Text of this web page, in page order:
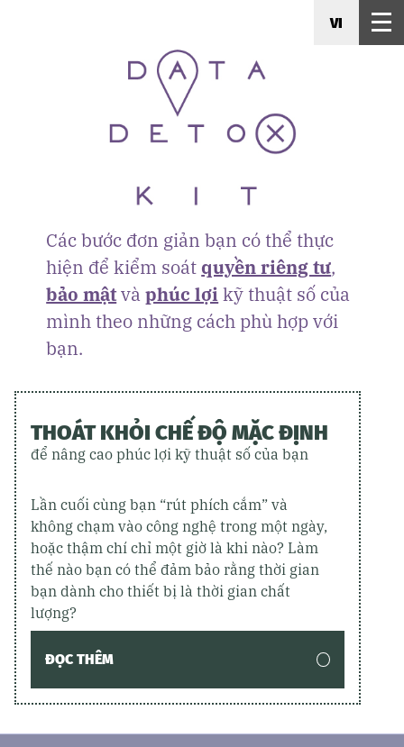
VI
Các bước đơn giản bạn có thể thực
hiện để kiểm soátquyền riêng tư,
bảo mậtvàphúc lợikỹ thuật số của
mình theo những cách phù hợp với
bạn.
THOÁT KHỎI CHẾ ĐỘ MẶC ĐỊNH
để nâng cao phúc lợi kỹ thuật số của bạn
Lần cuối cùng bạn “rút phích cắm” và
không chạm vào công nghệ trong một ngày,
hoặc thậm chí chỉ một giờ là khi nào? Làm
thế nào bạn có thể đảm bảo rằng thời gian
bạn dành cho thiết bị là thời gian chất
lượng?
ĐỌC THÊM